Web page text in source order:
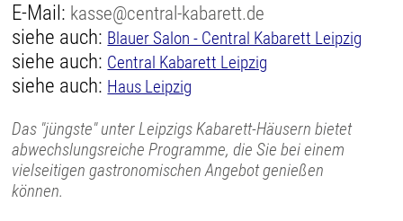
E-Mail: kasse@central-kabarett.de
siehe auch: Blauer Salon - Central Kabarett Leipzig
siehe auch: Central Kabarett Leipzig
siehe auch: Haus Leipzig
Das "jüngste" unter Leipzigs Kabarett-Häusern bietet
abwechslungsreiche Programme, die Sie bei einem
vielseitigen gastronomischen Angebot genießen
können.